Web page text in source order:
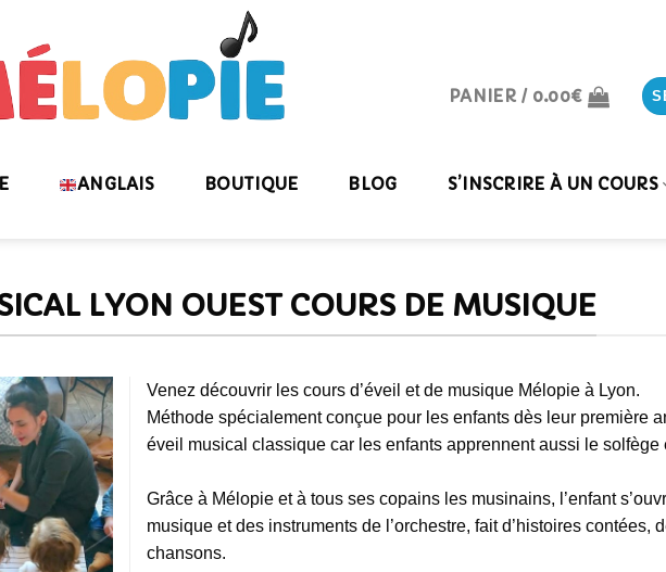
PANIER / 0.00€
ANGLAIS BOUTIQUE BLOG S’INSCRIRE À UN COURS
LYON OUEST COURS DE MUSIQUE
Venez découvrir les cours d’éveil et de musique Mélopie à Lyon.
Méthode spécialement conçue pour les enfants dès leur première
éveil musical classique car les enfants apprennent aussi le
Grâce à Mélopie et à tous ses copains les musinains, l’enfant
musique et des instruments de l’orchestre, fait d’histoires
chansons.